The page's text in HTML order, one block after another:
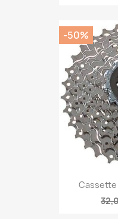
Cassette
-50%